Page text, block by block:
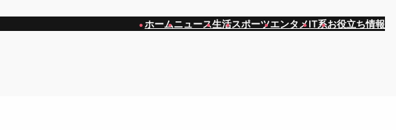
ホームニュース生活スポーツエンタメIT系お役立ち情報